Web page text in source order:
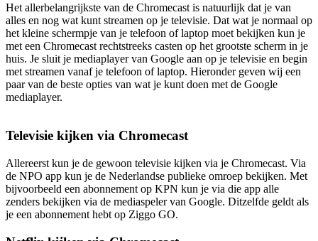
Het allerbelangrijkste van de Chromecast is natuurlijk dat je van
alles en nog wat kunt streamen op je televisie. Dat wat je normaal op
het kleine schermpje van je telefoon of laptop moet bekijken kun je
met een Chromecast rechtstreeks casten op het grootste scherm in je
huis. Je sluit je mediaplayer van Google aan op je televisie en begin
met streamen vanaf je telefoon of laptop. Hieronder geven wij een
paar van de beste opties van wat je kunt doen met de Google
mediaplayer.
Televisie kijken via Chromecast
Allereerst kun je de gewoon televisie kijken via je Chromecast. Via
de NPO app kun je de Nederlandse publieke omroep bekijken. Met
bijvoorbeeld een abonnement op KPN kun je via die app alle
zenders bekijken via de mediaspeler van Google. Ditzelfde geldt als
je een abonnement hebt op Ziggo GO.